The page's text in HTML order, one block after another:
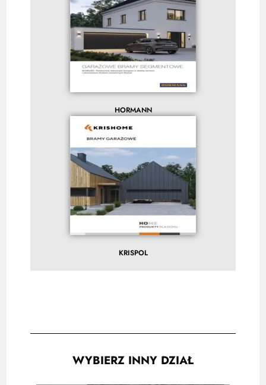
HORMANN
KRISPOL
WYBIERZ INNY DZIAŁ